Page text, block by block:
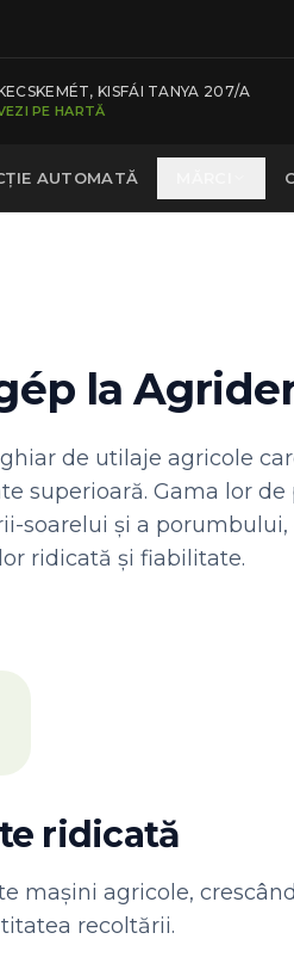
KISFÁI TANYA 207/A
PE HARTĂ
AUTOMATĂ
la
de utilaje agricole
superioară. Gama lor
soarelui și a porumbului,
ridicată și fiabilitate.
ridicată
mașini agricole, crescând
recoltării.